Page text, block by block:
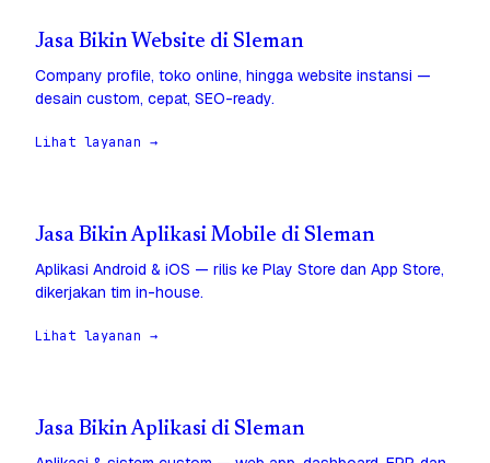
Jasa Bikin Website di Sleman
Company profile, toko online, hingga website instansi —
desain custom, cepat, SEO-ready.
Lihat layanan →
Jasa Bikin Aplikasi Mobile di Sleman
Aplikasi Android & iOS — rilis ke Play Store dan App Store,
dikerjakan tim in-house.
Lihat layanan →
Jasa Bikin Aplikasi di Sleman